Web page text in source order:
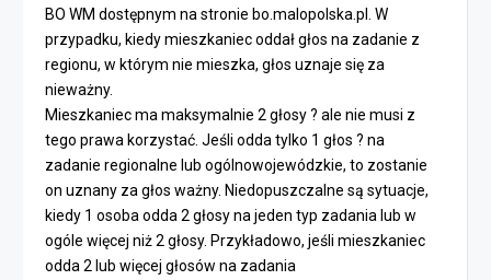
BO WM dostępnym na stronie bo.malopolska.pl. W
przypadku, kiedy mieszkaniec oddał głos na zadanie z
regionu, w którym nie mieszka, głos uznaje się za
nieważny.
Mieszkaniec ma maksymalnie 2 głosy ? ale nie musi z
tego prawa korzystać. Jeśli odda tylko 1 głos ? na
zadanie regionalne lub ogólnowojewódzkie, to zostanie
on uznany za głos ważny. Niedopuszczalne są sytuacje,
kiedy 1 osoba odda 2 głosy na jeden typ zadania lub w
ogóle więcej niż 2 głosy. Przykładowo, jeśli mieszkaniec
odda 2 lub więcej głosów na zadania